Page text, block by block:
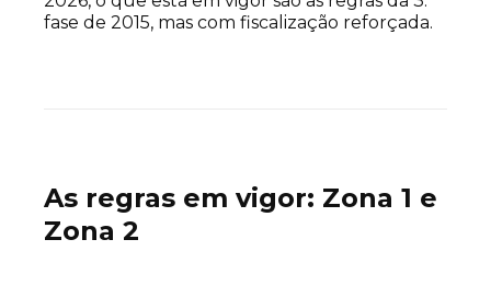
fase de 2015, mas com fiscalização reforçada.
As regras em vigor: Zona 1 e
Zona 2